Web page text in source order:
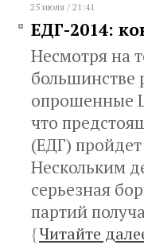
25 июля / 21:41
ЕДГ-2014:
Несмотря на
большинстве
опрошенные
что
(ЕДГ)
Нескольким
серьезная
партий
{Читайте